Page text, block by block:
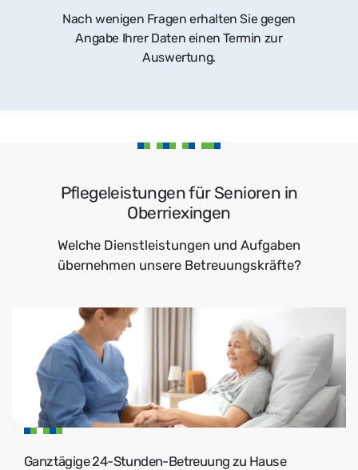
Nach wenigen Fragen erhalten Sie gegen
Angabe Ihrer Daten einen Termin zur
Auswertung.
Pflegeleistungen für Senioren in
Oberriexingen
Welche Dienstleistungen und Aufgaben
übernehmen unsere Betreuungskräfte?
Ganztägige 24-Stunden-Betreuung zu Hause